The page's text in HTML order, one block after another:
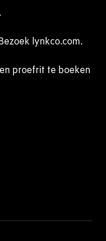
lynkco.com.
proefrit te boeken